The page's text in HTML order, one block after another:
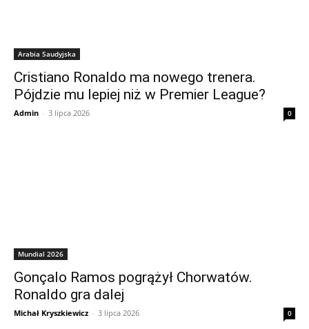
Arabia Saudyjska
Cristiano Ronaldo ma nowego trenera.
Pójdzie mu lepiej niż w Premier League?
Admin - 3 lipca 2026 0
Mundial 2026
Gonçalo Ramos pogrążył Chorwatów.
Ronaldo gra dalej
Michał Kryszkiewicz - 3 lipca 2026 0